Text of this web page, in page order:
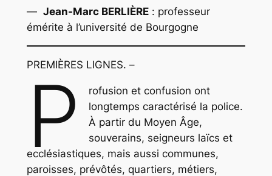
— Jean-Marc BERLIÈRE: professeur
émérite à l’université de Bourgogne
PREMIÈRES LIGNES. –
P
rofusion et confusion ont
longtemps caractérisé la police.
À partir du Moyen Âge,
souverains, seigneurs laïcs et
ecclésiastiques, mais aussi communes,
paroisses, prévôtés, quartiers, métiers,